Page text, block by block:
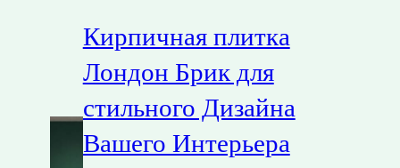
Кирпичная плитка
Лондон Брик для
стильного Дизайна
Вашего Интерьера